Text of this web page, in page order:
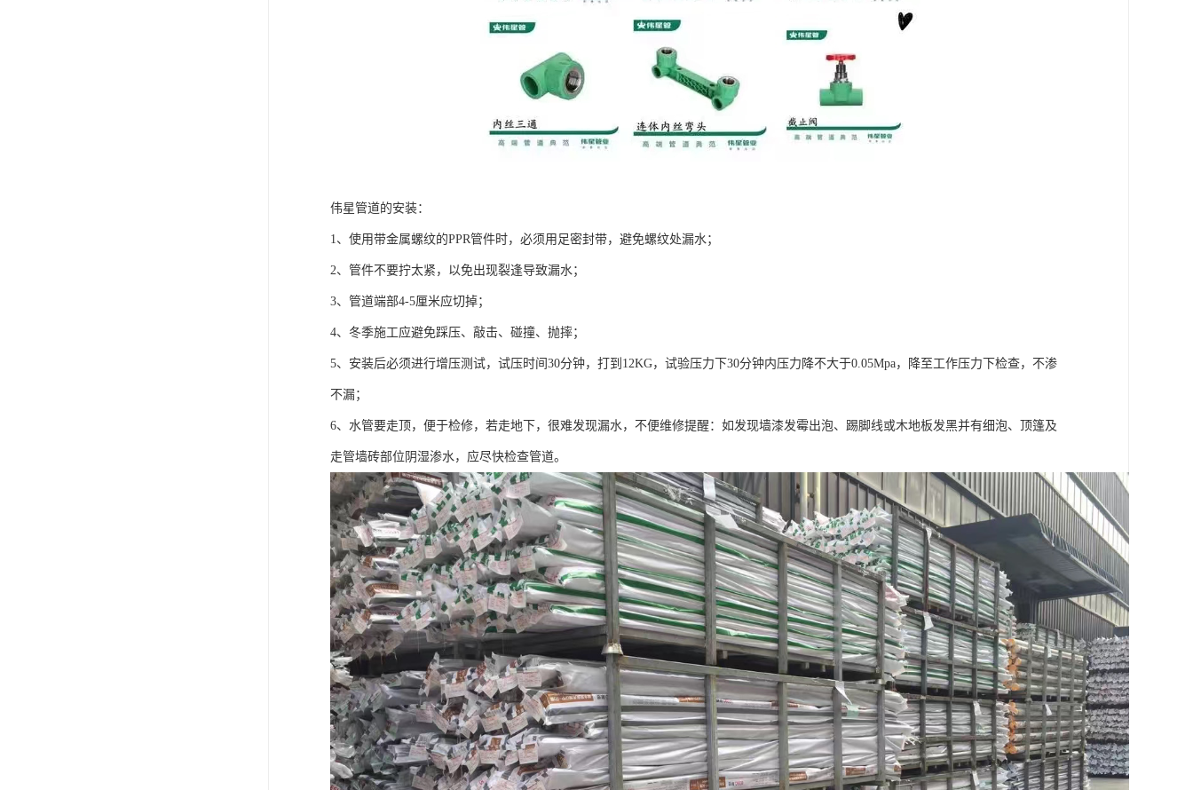
伟星管道的安装：
1、使用带金属螺纹的PPR管件时，必须用足密封带，避免螺纹处漏水；
2、管件不要拧太紧，以免出现裂逢导致漏水；
3、管道端部4-5厘米应切掉；
4、冬季施工应避免踩压、敲击、碰撞、抛摔；
5、安装后必须进行增压测试，试压时间30分钟，打到12KG，试验压力下30分钟内压力降不大于0.05Mpa，降至工作压力下检查，不渗
不漏；
6、水管要走顶，便于检修，若走地下，很难发现漏水，不便维修提醒：如发现墙漆发霉出泡、踢脚线或木地板发黑并有细泡、顶篷及
走管墙砖部位阴湿渗水，应尽快检查管道。